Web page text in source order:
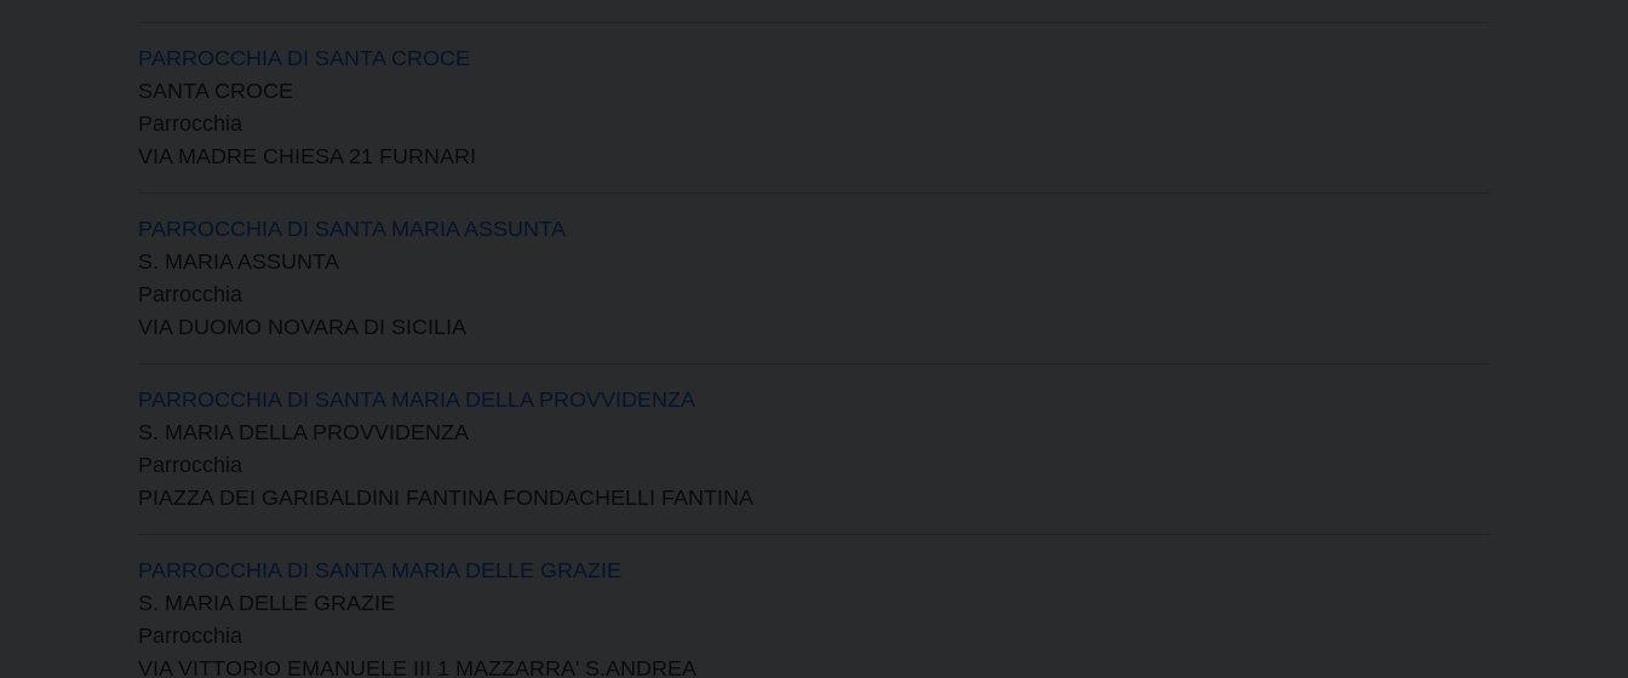
PARROCCHIA DI SANTA CROCE
SANTA CROCE
Parrocchia
VIA MADRE CHIESA 21 FURNARI
PARROCCHIA DI SANTA MARIA ASSUNTA
S. MARIA ASSUNTA
Parrocchia
VIA DUOMO NOVARA DI SICILIA
PARROCCHIA DI SANTA MARIA DELLA PROVVIDENZA
S. MARIA DELLA PROVVIDENZA
Parrocchia
PIAZZA DEI GARIBALDINI FANTINA FONDACHELLI FANTINA
PARROCCHIA DI SANTA MARIA DELLE GRAZIE
S. MARIA DELLE GRAZIE
Parrocchia
VIA VITTORIO EMANUELE III 1 MAZZARRA' S.ANDREA